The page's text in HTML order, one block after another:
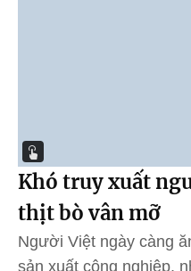
Khó truy xuất
thịt bò vân mỡ
Người Việt ngày càng
sản xuất công nghiệp,